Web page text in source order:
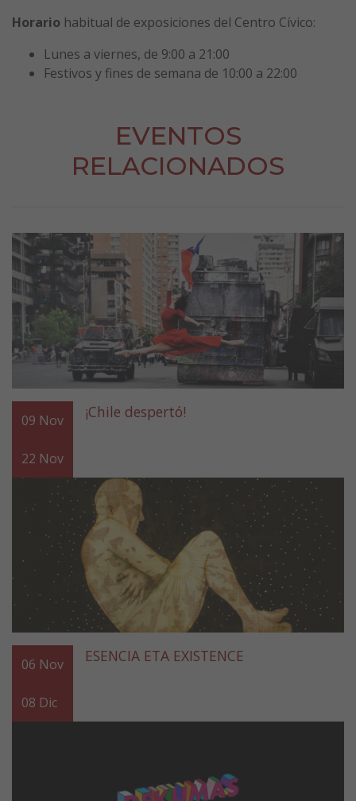
Horario habitual de exposiciones del Centro Cívico:
Lunes a viernes, de 9:00 a 21:00
Festivos y fines de semana de 10:00 a 22:00
EVENTOS
RELACIONADOS
09 Nov
22 Nov
¡Chile despertó!
06 Nov
08 Dic
ESENCIA ETA EXISTENCE